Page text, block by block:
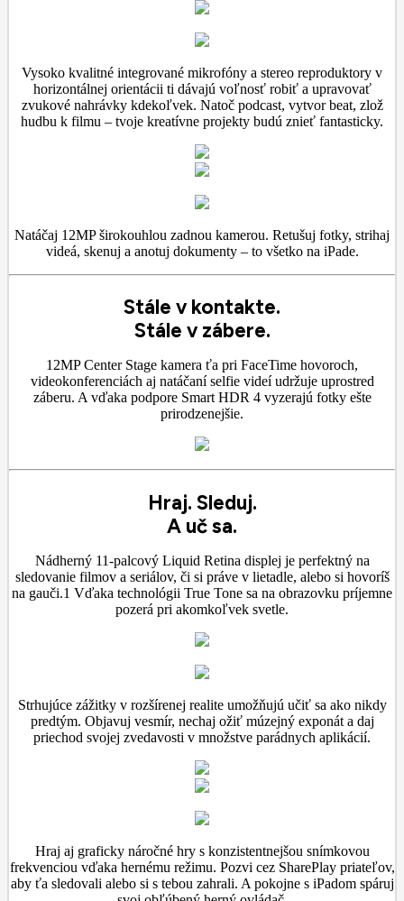
Vysoko kvalitné integrované mikrofóny a stereo reproduktory v
horizontálnej orientácii ti dávajú voľnosť robiť a upravovať
zvukové nahrávky kdekoľvek. Natoč podcast, vytvor beat, zlož
hudbu k filmu – tvoje kreatívne projekty budú znieť fantasticky.
Natáčaj 12MP širokouhlou zadnou kamerou. Retušuj fotky, strihaj
videá, skenuj a anotuj dokumenty – to všetko na iPade.
Stále v kontakte.
Stále v zábere.
12MP Center Stage kamera ťa pri FaceTime hovoroch,
videokonferenciách aj natáčaní selfie videí udržuje uprostred
záberu. A vďaka podpore Smart HDR 4 vyzerajú fotky ešte
prirodzenejšie.
Hraj. Sleduj.
A uč sa.
Nádherný 11-palcový Liquid Retina displej je perfektný na
sledovanie filmov a seriálov, či si práve v lietadle, alebo si hovoríš
na gauči.1 Vďaka technológii True Tone sa na obrazovku príjemne
pozerá pri akomkoľvek svetle.
Strhujúce zážitky v rozšírenej realite umožňujú učiť sa ako nikdy
predtým. Objavuj vesmír, nechaj ožiť múzejný exponát a daj
priechod svojej zvedavosti v množstve parádnych aplikácií.
Hraj aj graficky náročné hry s konzistentnejšou snímkovou
frekvenciou vďaka hernému režimu. Pozvi cez SharePlay priateľov,
aby ťa sledovali alebo si s tebou zahrali. A pokojne s iPadom spáruj